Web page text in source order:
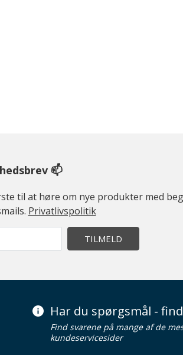
📫
til at høre om nye produkter med
Privatlivspolitik
TILMELD
Har du spørgsmål -
Find svarene på mange af de
kundeservicesider